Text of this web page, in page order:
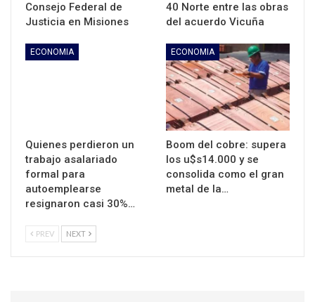
Consejo Federal de
Justicia en Misiones
40 Norte entre las obras
del acuerdo Vicuña
ECONOMIA
Quienes perdieron un
trabajo asalariado
formal para
autoemplearse
resignaron casi 30%…
ECONOMIA
Boom del cobre: supera
los u$s14.000 y se
consolida como el gran
metal de la…
PREV NEXT